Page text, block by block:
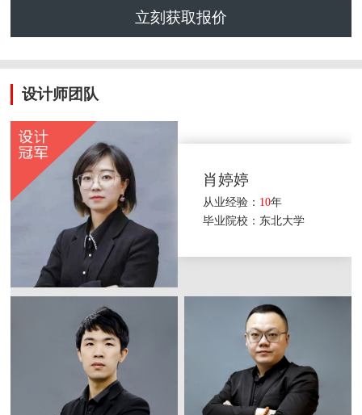
立刻获取报价
设计师团队
肖婷婷
从业经验： 10年
毕业院校：东北大学